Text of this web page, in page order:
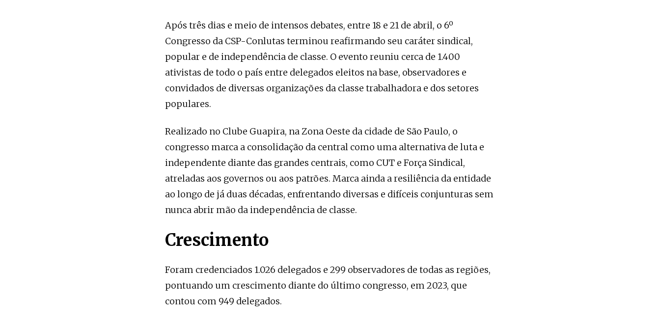
Após três dias e meio de intensos debates, entre 18 e 21 de abril, o 6º
Congresso da CSP-Conlutas terminou reafirmando seu caráter sindical,
popular e de independência de classe. O evento reuniu cerca de 1.400
ativistas de todo o país entre delegados eleitos na base, observadores e
convidados de diversas organizações da classe trabalhadora e dos setores
populares.
Realizado no Clube Guapira, na Zona Oeste da cidade de São Paulo, o
congresso marca a consolidação da central como uma alternativa de luta e
independente diante das grandes centrais, como CUT e Força Sindical,
atreladas aos governos ou aos patrões. Marca ainda a resiliência da entidade
ao longo de já duas décadas, enfrentando diversas e difíceis conjunturas sem
nunca abrir mão da independência de classe.
Crescimento
Foram credenciados 1.026 delegados e 299 observadores de todas as regiões,
pontuando um crescimento diante do último congresso, em 2023, que
contou com 949 delegados.